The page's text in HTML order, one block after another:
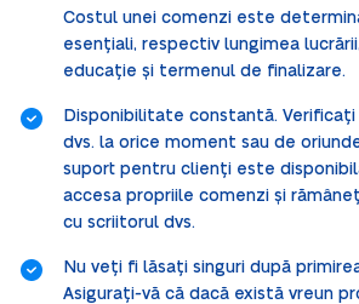
Costul unei comenzi este
esențiali, respectiv lungimea
educație și termenul de finalizare.
Disponibilitate constantă.
dvs. la orice moment sau de
suport pentru clienți este
accesa propriile comenzi și
cu scriitorul dvs.
Nu veți fi lăsați singuri după
Asigurați-vă că dacă există vreun